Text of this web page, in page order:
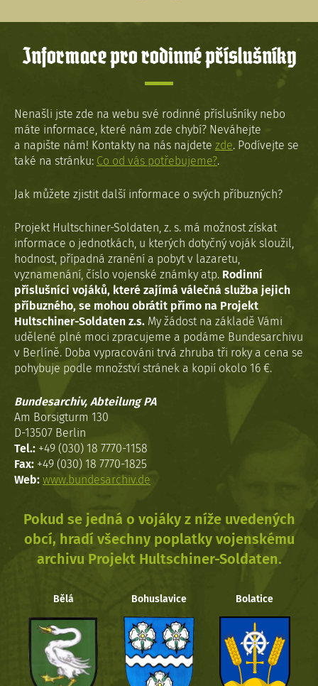
Informace pro rodinné příslušníky
Nenašli jste zde na webu své rodinné příslušníky nebo
máte informace, které nám zde chybí? Neváhejte
a napište nám! Kontakty na nás najdete zde. Podívejte se
také na stránku: Co od vás potřebujeme?.
Jak můžete zjistit další informace o svých příbuzných?
Projekt Hultschiner-Soldaten, z. s. má možnost získat
informace o jednotkách, u kterých dotyčný voják sloužil,
hodnost, případná zranění a pobyt v lazaretu,
vyznamenání, číslo vojenské známky atp. Rodinní
příslušníci vojáků, které zajímá válečná služba jejich
příbuzného, se mohou obrátit přímo na Projekt
Hultschiner-Soldaten z.s. My žádost na základě Vámi
udělené plné moci zpracujeme a podáme Bundesarchivu
v Berlíně. Doba vypracováni trvá zhruba tři roky a cena se
pohybuje podle množství stránek a kopií okolo 16 €.
Bundesarchiv, Abteilung PA
Am Borsigturm 130
D-13507 Berlin
Tel.: +49 (030) 18 7770-1158
Fax: +49 (030) 18 7770-1825
Web: www.bundesarchiv.de
Pokud se jedná o vojáky z níže uvedených
obcí, hradí všechny poplatky vojenskému
archivu Projekt Hultschiner-Soldaten.
Bělá Bohuslavice Bolatice